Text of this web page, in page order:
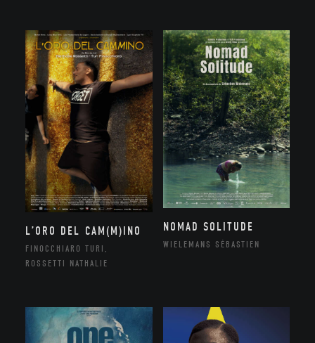
L’ORO DEL CAM(M)INO
FINOCCHIARO TURI,
ROSSETTI NATHALIE
NOMAD SOLITUDE
WIELEMANS SÉBASTIEN